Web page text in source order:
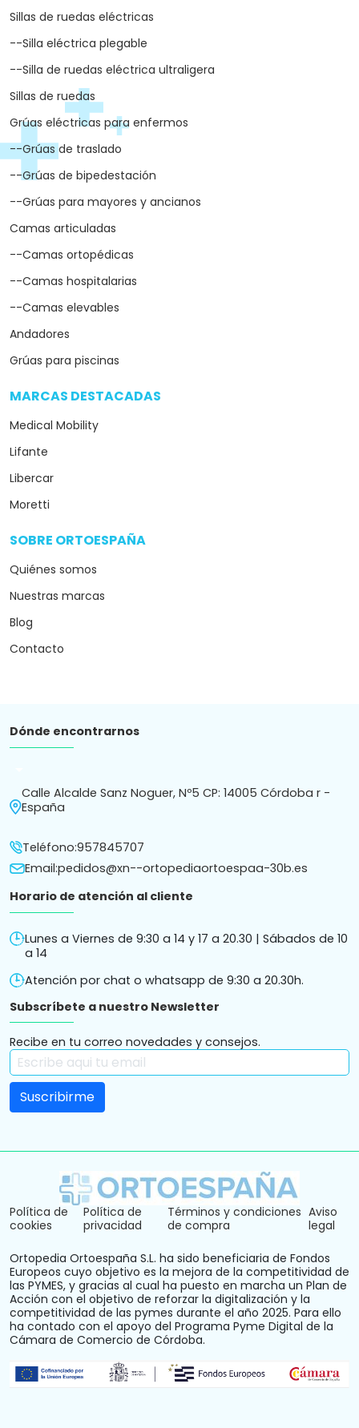
Sillas de ruedas eléctricas
--Silla eléctrica plegable
--Silla de ruedas eléctrica ultraligera
Sillas de ruedas
Grúas eléctricas para enfermos
--Grúas de traslado
--Grúas de bipedestación
--Grúas para mayores y ancianos
Camas articuladas
--Camas ortopédicas
--Camas hospitalarias
--Camas elevables
Andadores
Grúas para piscinas
MARCAS DESTACADAS
Medical Mobility
Lifante
Libercar
Moretti
SOBRE ORTOESPAÑA
Quiénes somos
Nuestras marcas
Blog
Contacto
Dónde encontrarnos
Calle Alcalde Sanz Noguer, Nº5 CP: 14005 Córdoba r -
España
Teléfono:957845707
Email:pedidos@xn--ortopediaortoespaa-30b.es
Horario de atención al cliente
Lunes a Viernes de 9:30 a 14 y 17 a 20.30 | Sábados de 10
a 14
Atención por chat o whatsapp de 9:30 a 20.30h.
Subscríbete a nuestro Newsletter
Recibe en tu correo novedades y consejos.
Política de
cookies
Política de
privacidad
Términos y condiciones
de compra
Aviso
legal
Ortopedia Ortoespaña S.L. ha sido beneficiaria de Fondos
Europeos cuyo objetivo es la mejora de la competitividad de
las PYMES, y gracias al cual ha puesto en marcha un Plan de
Acción con el objetivo de reforzar la digitalización y la
competitividad de las pymes durante el año 2025. Para ello
ha contado con el apoyo del Programa Pyme Digital de la
Cámara de Comercio de Córdoba.